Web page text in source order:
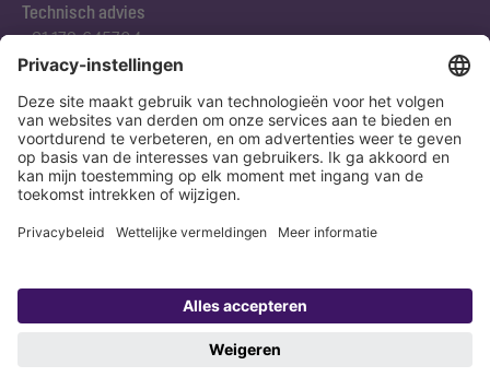
Technisch advies
+31 172-645704
Abonneert u zich op onze nieuwsbrief
Nu aanmelden
Copyright 1998-2026 KESSEL SE + Co. KG, Bahnhofstraße 31, 85101 Lenting,
Verklaring Colofon